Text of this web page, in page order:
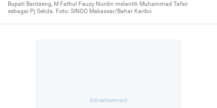
Bupati Bantaeng, M Fathul Fauzy Nurdin melantik Muhammad Tafsir
sebagai Pj Sekda. Foto: SINDO Makassar/Bahar Karibo